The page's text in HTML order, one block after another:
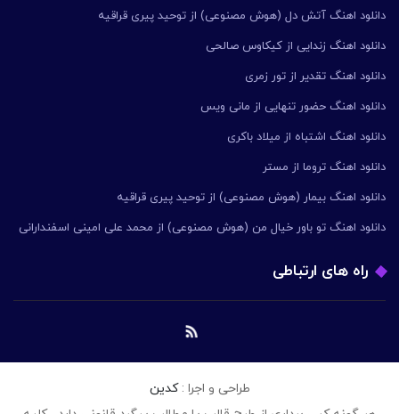
دانلود اهنگ آتش دل (هوش مصنوعی) از توحید پیری قراقیه
دانلود اهنگ زندایی از کیکاوس صالحی
دانلود اهنگ تقدیر از تور زمری
دانلود اهنگ حضور تنهایی از مانی ویس
دانلود اهنگ اشتباه از میلاد باکری
دانلود اهنگ تروما از مستر
دانلود اهنگ بیمار (هوش مصنوعی) از توحید پیری قراقیه
دانلود اهنگ تو باور خیال من (هوش مصنوعی) از محمد علی امینی اسفندارانی
راه های ارتباطی
طراحی و اجرا :کدین